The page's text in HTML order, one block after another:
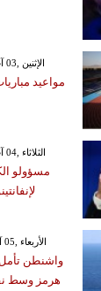
GMT 08:04 2026 الإثنين ,03 آب / أغسطس
GMT 16:46 2026 الثلاثاء ,04 آب / أغسطس
مسؤولو
GMT 02:55 2026 الأربعاء ,05 آب / أغسطس
واشنطن
هرمز وسط